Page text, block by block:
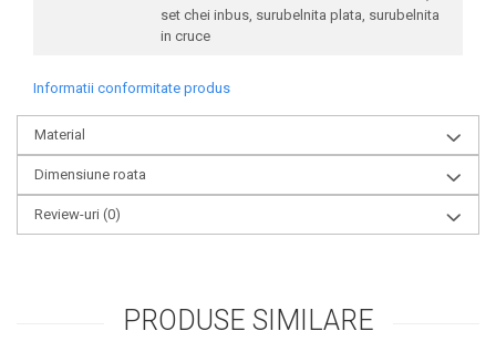
set chei inbus, surubelnita plata, surubelnita
in cruce
Informatii conformitate produs
Material
Dimensiune roata
Review-uri (0)
PRODUSE SIMILARE